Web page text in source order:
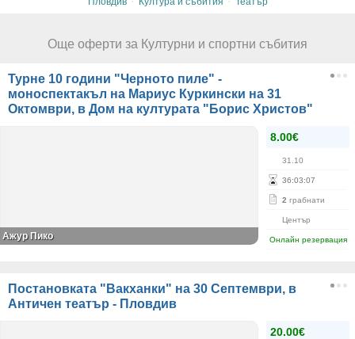
Още оферти за Културни и спортни събития
Турне 10 години "Черното пиле" -
моноспектакъл на Мариус Куркински на 31
Октомври, в Дом на културата "Борис Христов"
8.00€
31.10
36:03:07
2 грабнати
Център
Онлайн резервация
Ажур Пико
Постановката "Вакханки" на 30 Септември, в
Античен театър - Пловдив
20.00€